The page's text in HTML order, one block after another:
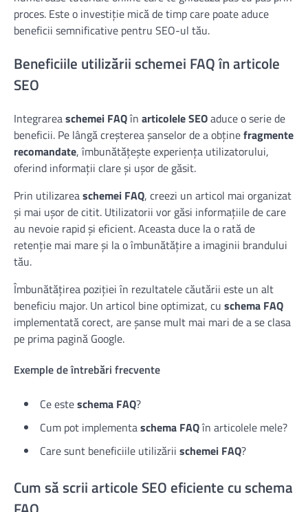
proces. Este o investiție mică de timp care poate aduce
beneficii semnificative pentru SEO-ul tău.
Beneficiile utilizării schemei FAQ în articole
SEO
Integrareaschemei FAQîn articolele SEOaduce o serie de
beneficii. Pe lângă creșterea șanselor de a obținefragmente
recomandate, îmbunătățește experiența utilizatorului,
oferind informații clare și ușor de găsit.
Prin utilizareaschemei FAQ, creezi un articol mai organizat
și mai ușor de citit. Utilizatorii vor găsi informațiile de care
au nevoie rapid și eficient. Aceasta duce la o rată de
retenție mai mare și la o îmbunătățire a imaginii brandului
tău.
Îmbunătățirea poziției în rezultatele căutării este un alt
beneficiu major. Un articol bine optimizat, cu schema FAQ
implementată corect, are șanse mult mai mari de a se clasa
pe prima pagină Google.
Exemple de întrebări frecvente
Ce esteschema FAQ?
Cum pot implementaschema FAQîn articolele mele?
Care sunt beneficiile utilizării schemei FAQ?
Cum să scrii articole SEO eficiente cu schema